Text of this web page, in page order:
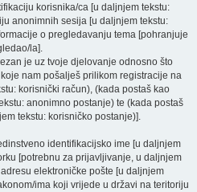
korisnika/ca [u daljnjem tekstu:
anonimnih sesija [u daljnjem tekstu:
o pregledavanju tema [pohranjuje
la].
je uz tvoje djelovanje odnosno što
nam pošalješ prilikom registracije na
korisnički račun), (kada postaš kao
anonimno postanje) te (kada postaš
tekstu: korisničko postanje)].
identifikacijsko ime [u daljnjem
[potrebnu za prijavljivanje, u daljnjem
elektroničke pošte [u daljnjem
ima koji vrijede u državi na teritoriju